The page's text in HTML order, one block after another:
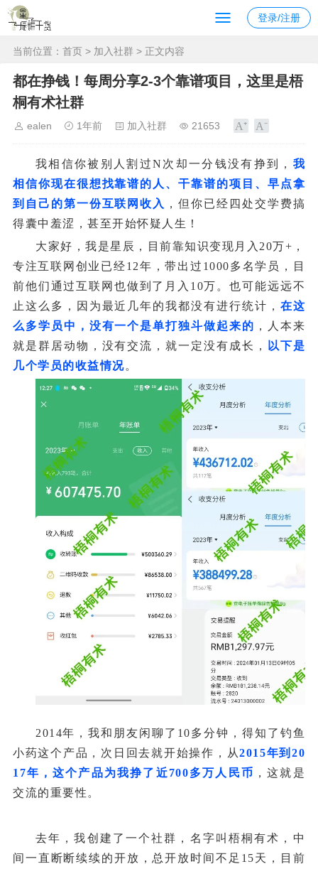
登录/注册
当前位置： 首页 > 加入社群 > 正文内容
都在挣钱！每周分享2-3个靠谱项目，这里是梧
桐有术社群
ealen 1年前 加入社群 21653
我相信你被别人割过N次却一分钱没有挣到， 我
相信你现在很想找靠谱的人、干靠谱的项目、早点拿
到自己的第一份互联网收入
，但你已经四处交学费搞
得囊中羞涩，甚至开始怀疑人生！
大家好，我是星辰，目前靠知识变现月入20万+，
专注互联网创业已经12年，带出过1000多名学员，目
前他们通过互联网也做到了月入10万。也可能远远不
止这么多，因为最近几年的我都没有进行统计， 在这
么多学员中，没有一个是单打独斗做起来的 ，人本来
就是群居动物，没有交流，就一定没有成长，
以下是
几个学员的收益情况。
2014年，我和朋友闲聊了10多分钟，得知了钓鱼
小药这个产品，次日回去就开始操作，从2015年到20
17年，这个产品为我挣了近700多万人民币 ，这就是
交流的重要性。
去年，我创建了一个社群，名字叫梧桐有术，中
间一直断断续续的开放，总开放时间不足15天，目前